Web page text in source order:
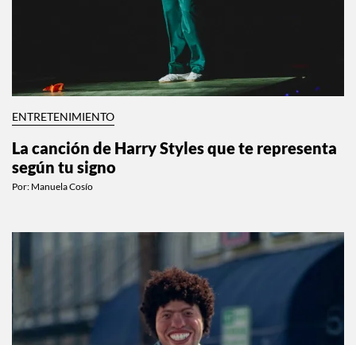
ENTRETENIMIENTO
La canción de Harry Styles que te representa
según tu signo
Por: Manuela Cosío